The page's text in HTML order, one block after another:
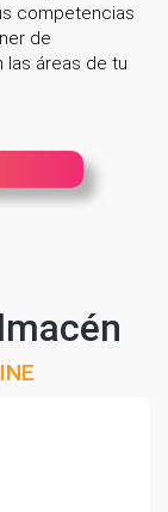
competencias
de
áreas de tu